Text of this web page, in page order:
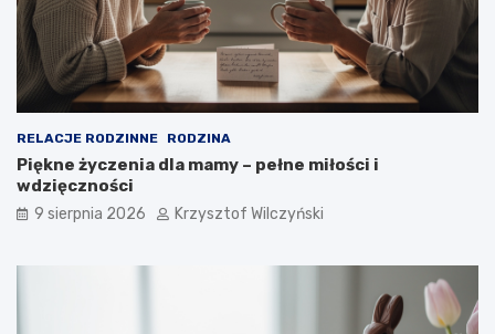
RELACJE RODZINNE RODZINA
Piękne życzenia dla mamy – pełne miłości i
wdzięczności
9 sierpnia 2026 Krzysztof Wilczyński